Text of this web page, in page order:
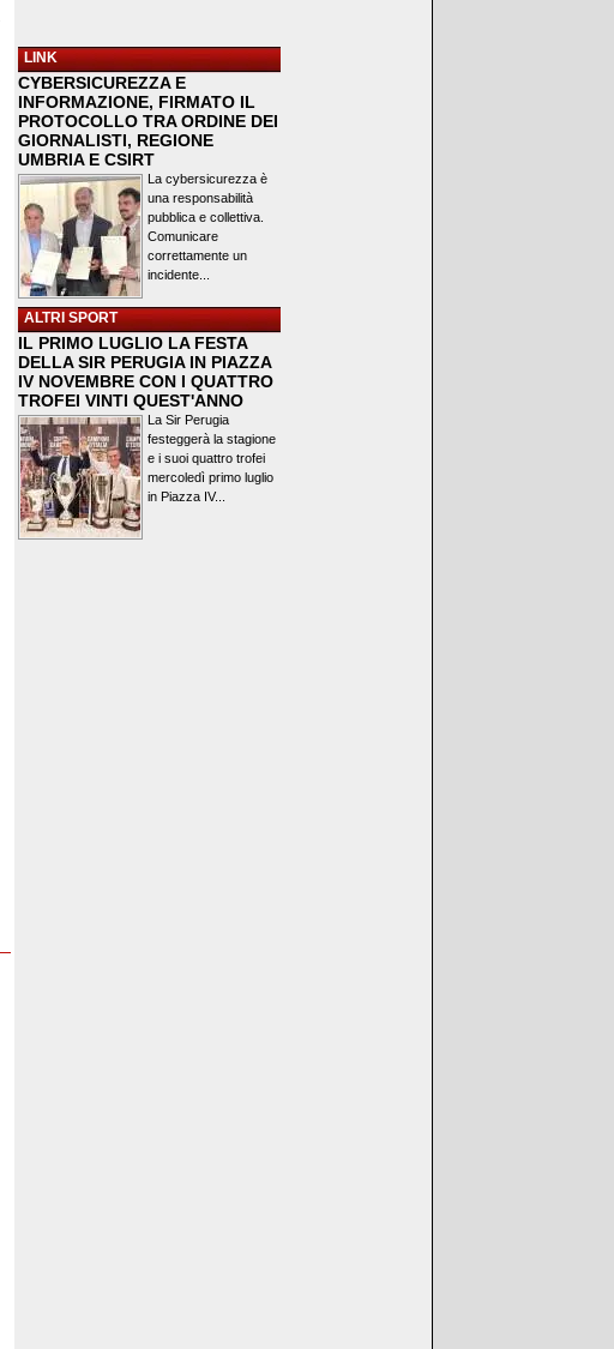
LINK
CYBERSICUREZZA E
INFORMAZIONE, FIRMATO IL
PROTOCOLLO TRA ORDINE DEI
GIORNALISTI, REGIONE
UMBRIA E CSIRT
La cybersicurezza è
una responsabilità
pubblica e collettiva.
Comunicare
correttamente un
incidente...
ALTRI SPORT
IL PRIMO LUGLIO LA FESTA
DELLA SIR PERUGIA IN PIAZZA
IV NOVEMBRE CON I QUATTRO
TROFEI VINTI QUEST'ANNO
La Sir Perugia
festeggerà la stagione
e i suoi quattro trofei
mercoledì primo luglio
in Piazza IV...